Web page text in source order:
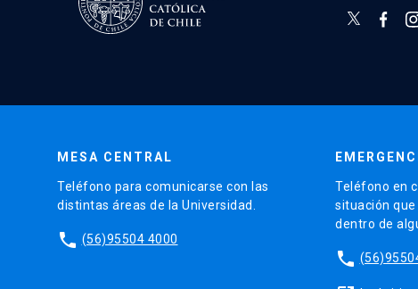
MESA CENTRAL
Teléfono para comunicarse con las
distintas áreas de la Universidad.
phone (56)95504 4000
Teléfono en
situación
dentro de
phone